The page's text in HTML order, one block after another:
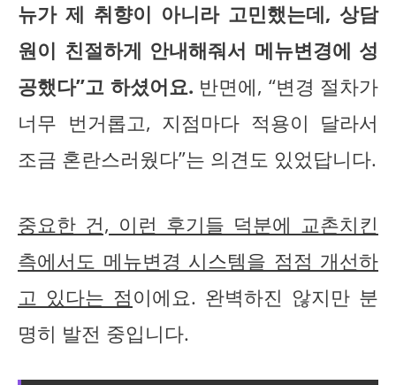
뉴가 제 취향이 아니라 고민했는데, 상담
원이 친절하게 안내해줘서 메뉴변경에 성
공했다”고 하셨어요. 반면에, “변경 절차가
너무 번거롭고, 지점마다 적용이 달라서
조금 혼란스러웠다”는 의견도 있었답니다.
중요한 건, 이런 후기들 덕분에 교촌치킨
측에서도 메뉴변경 시스템을 점점 개선하
고 있다는 점이에요. 완벽하진 않지만 분
명히 발전 중입니다.